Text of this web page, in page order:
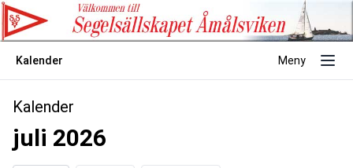
Kalender Meny
Kalender
juli 2026